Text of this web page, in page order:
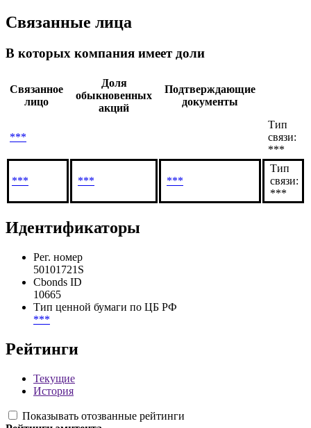
Связанные лица
В которых компания имеет доли
Связанное
лицо
Доля
обыкновенных
акций
Подтверждающие
документы
***
Тип
связи:
***
*** *** ***
Тип
связи:
***
Идентификаторы
Рег. номер
50101721S
Cbonds ID
10665
Тип ценной бумаги по ЦБ РФ
***
Рейтинги
Текущие
История
Показывать отозванные рейтинги